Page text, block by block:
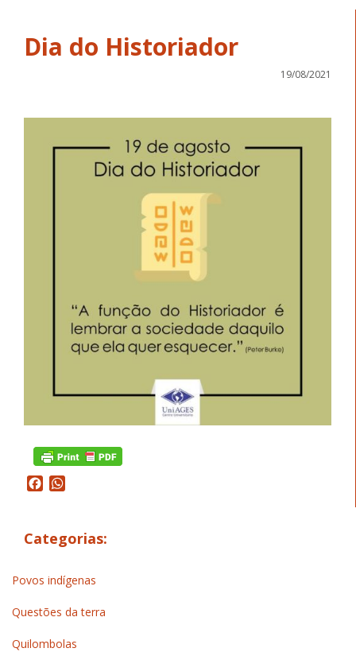
Dia do Historiador
19/08/2021
Facebook
Categorias:
Povos indígenas
Questões da terra
Quilombolas